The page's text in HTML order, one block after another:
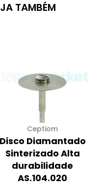
TAMBÉM
Ceptiom
Disco Diamantado
Sinterizado Alta
durabilidade
AS.104.020